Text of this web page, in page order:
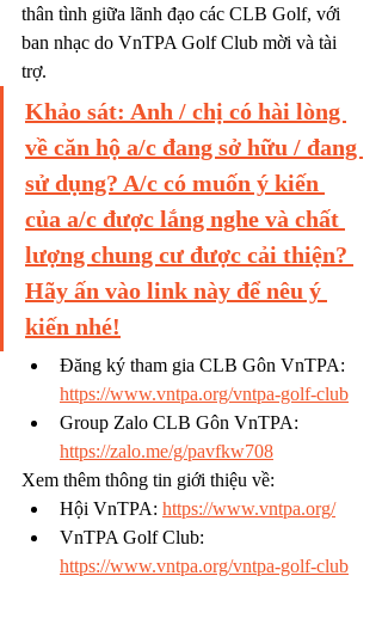
thân tình giữa lãnh đạo các CLB Golf, với
ban nhạc do VnTPA Golf Club mời và tài
trợ.
Khảo sát: Anh / chị có hài lòng
về căn hộ a/c đang sở hữu / đang
sử dụng? A/c có muốn ý kiến
của a/c được lắng nghe và chất
lượng chung cư được cải thiện?
Hãy ấn vào link này để nêu ý
kiến nhé!
Đăng ký tham gia CLB Gôn VnTPA:
https://www.vntpa.org/vntpa-golf-club
Group Zalo CLB Gôn VnTPA:
https://zalo.me/g/pavfkw708
Xem thêm thông tin giới thiệu về:
Hội VnTPA: https://www.vntpa.org/
VnTPA Golf Club:
https://www.vntpa.org/vntpa-golf-club